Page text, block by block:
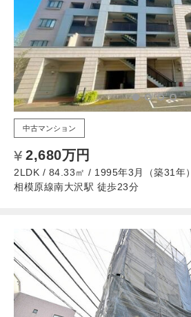
中古マンション
2,680万円
2LDK / 84.33㎡ / 1995年3月（築31年）
相模原線南大沢駅 徒歩23分